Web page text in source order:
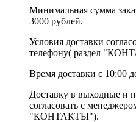
Минимальная сумма
3000 рублей.
Условия доставки
телефону( раздел
Время доставки с 10:00
Доставку в выходные и
согласовать с
"КОНТАКТЫ").